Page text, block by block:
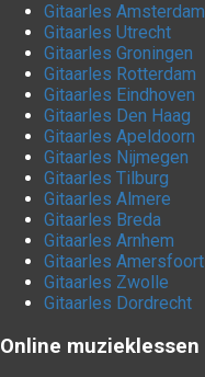
Gitaarles Amsterdam
Gitaarles Utrecht
Gitaarles Groningen
Gitaarles Rotterdam
Gitaarles Eindhoven
Gitaarles Den Haag
Gitaarles Apeldoorn
Gitaarles Nijmegen
Gitaarles Tilburg
Gitaarles Almere
Gitaarles Breda
Gitaarles Arnhem
Gitaarles Amersfoort
Gitaarles Zwolle
Gitaarles Dordrecht
Online muzieklessen